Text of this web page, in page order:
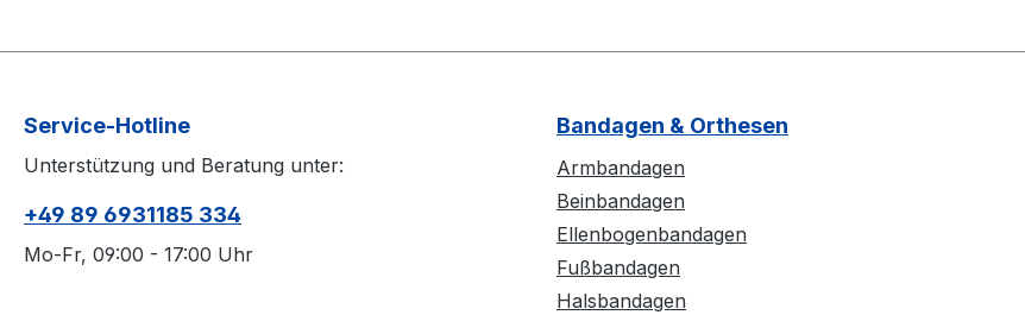
Service-Hotline
Unterstützung und Beratung unter:
+49 89 6931185 334
Mo-Fr, 09:00 - 17:00 Uhr
Bandagen & Orthesen
Armbandagen
Beinbandagen
Ellenbogenbandagen
Fußbandagen
Halsbandagen